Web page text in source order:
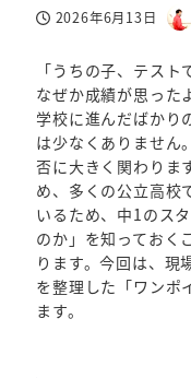
投稿日2026年6月13日
著
「うちの子、テスト
なぜか成績が思っ
学校に進んだばかり
は少なくありません
否に大きく関わりま
め、多くの公立高校
いるため、中1のス
のか」を知っておく
ります。今回は、現
を整理した「ワンポ
ます。